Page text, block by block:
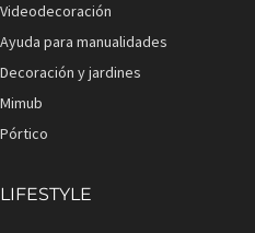
Videodecoración
Ayuda para manualidades
Decoración y jardines
Mimub
Pórtico
LIFESTYLE